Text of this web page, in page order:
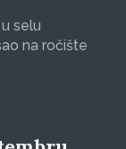
selu
na ročište